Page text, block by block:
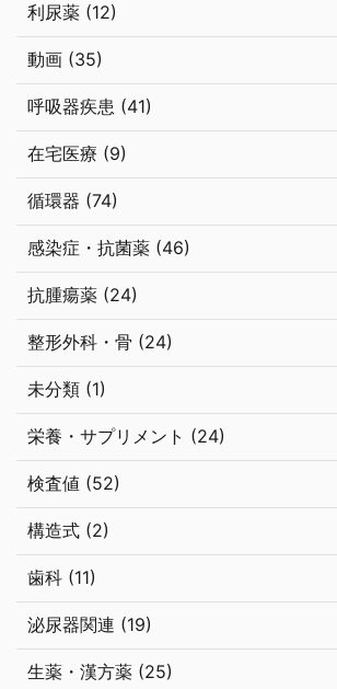
利尿薬 (12)
動画 (35)
呼吸器疾患 (41)
在宅医療 (9)
循環器 (74)
感染症・抗菌薬 (46)
抗腫瘍薬 (24)
整形外科・骨 (24)
未分類 (1)
栄養・サプリメント (24)
検査値 (52)
構造式 (2)
歯科 (11)
泌尿器関連 (19)
生薬・漢方薬 (25)